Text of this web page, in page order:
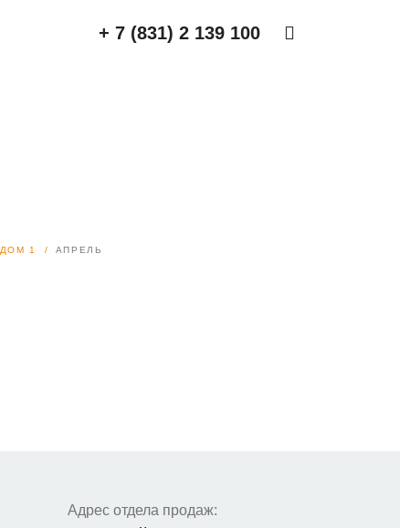
+ 7 (831) 2 139 100
ДОМ 1 АПРЕЛЬ
Адрес отдела продаж: